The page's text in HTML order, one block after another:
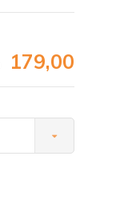
179,00